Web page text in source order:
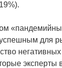
успешным для
негативных
эксперты